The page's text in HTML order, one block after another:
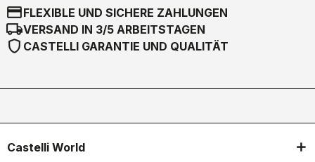
credit_cardFLEXIBLE UND SICHERE ZAHLUNGEN
local_shippingVERSAND IN 3/5 ARBEITSTAGEN
shield CASTELLI GARANTIE UND QUALITÄT
Castelli World